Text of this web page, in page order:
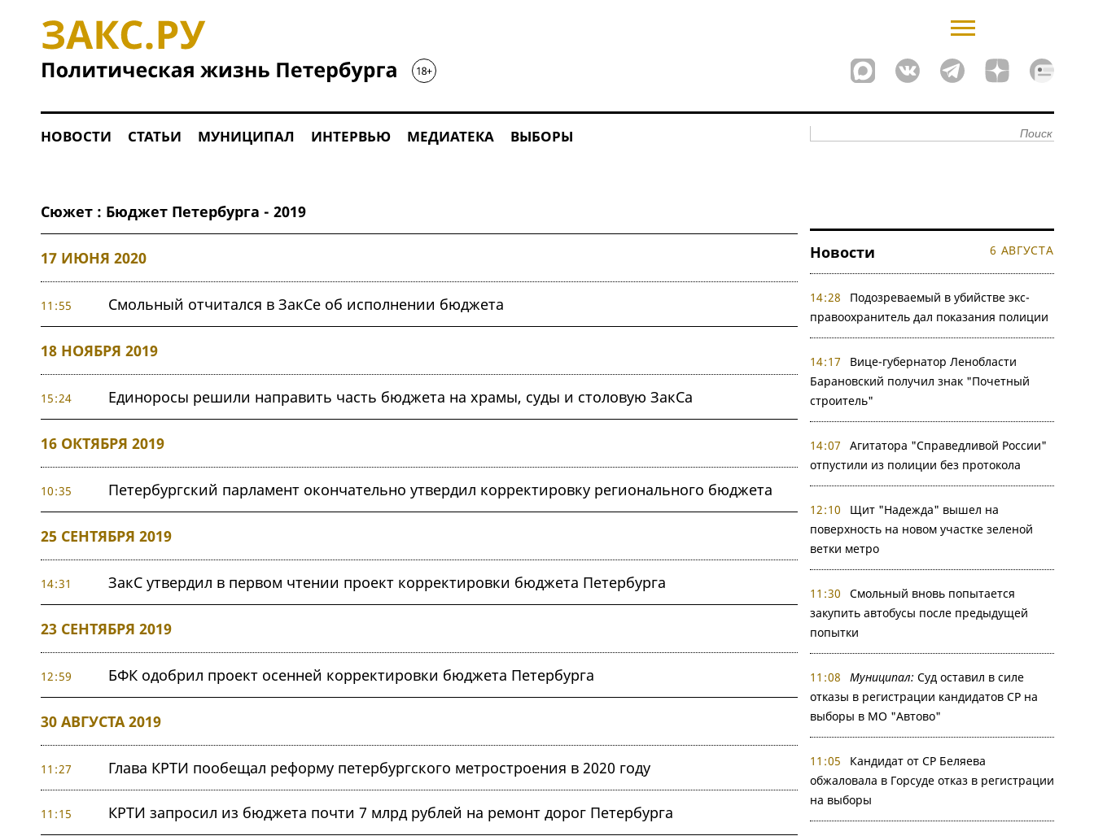
НОВОСТИ СТАТЬИ МУНИЦИПАЛ ИНТЕРВЬЮ МЕДИАТЕКА ВЫБОРЫ
Сюжет : Бюджет Петербурга - 2019
17 ИЮНЯ 2020
11:55 Смольный отчитался в ЗакСе об исполнении бюджета
18 НОЯБРЯ 2019
15:24 Единоросы решили направить часть бюджета на храмы, суды и столовую ЗакСа
16 ОКТЯБРЯ 2019
10:35 Петербургский парламент окончательно утвердил корректировку регионального бюджета
25 СЕНТЯБРЯ 2019
14:31 ЗакС утвердил в первом чтении проект корректировки бюджета Петербурга
23 СЕНТЯБРЯ 2019
12:59 БФК одобрил проект осенней корректировки бюджета Петербурга
30 АВГУСТА 2019
11:27 Глава КРТИ пообещал реформу петербургского метростроения в 2020 году
11:15 КРТИ запросил из бюджета почти 7 млрд рублей на ремонт дорог Петербурга
Новости 6 АВГУСТА
14:28
Подозреваемый в убийстве экс-
правоохранитель дал показания полиции
14:17
Вице-губернатор Ленобласти
Барановский получил знак "Почетный
строитель"
14:07
Агитатора "Справедливой России"
отпустили из полиции без протокола
12:10
Щит "Надежда" вышел на
поверхность на новом участке зеленой
ветки метро
11:30
Смольный вновь попытается
закупить автобусы после предыдущей
попытки
11:08 Муниципал: Суд оставил в силе
отказы в регистрации кандидатов СР на
выборы в МО "Автово"
11:05
Кандидат от СР Беляева
обжаловала в Горсуде отказ в регистрации
на выборы